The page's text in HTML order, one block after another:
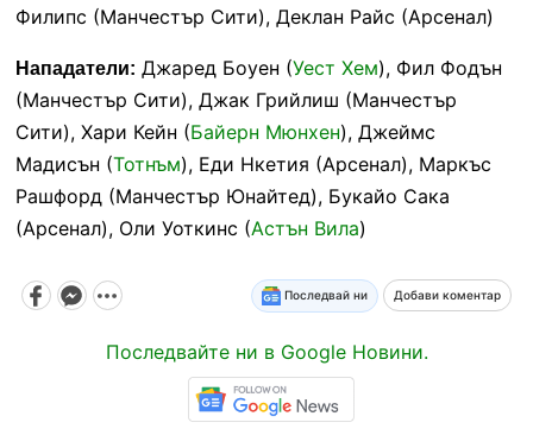
Филипс (Манчестър Сити), Деклан Райс (Арсенал)
Нападатели: Джаред Боуен (Уест Хем), Фил Фодън
(Манчестър Сити), Джак Грийлиш (Манчестър
Сити), Хари Кейн (Байерн Мюнхен), Джеймс
Мадисън (Тотнъм), Еди Нкетия (Арсенал), Маркъс
Рашфорд (Манчестър Юнайтед), Букайо Сака
(Арсенал), Оли Уоткинс (Астън Вила)
Последвай ни Добави коментар
Последвайте ни в Google Новини.